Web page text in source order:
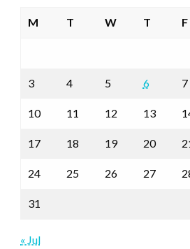
M T W T F
3 4 5 6 7
10 11 12 13
17 18 19 20
24 25 26 27
31
« Jul